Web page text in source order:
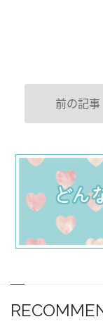
前の記事